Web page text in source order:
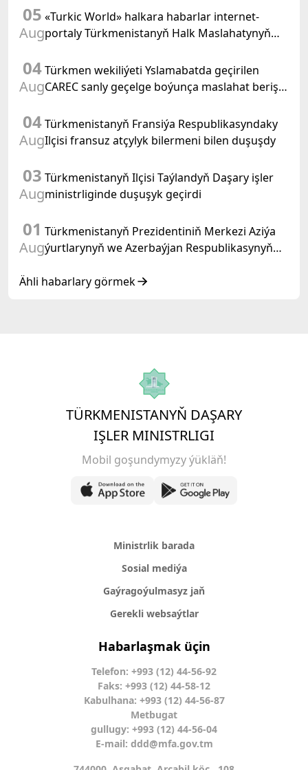
05
Aug
«Turkic World» halkara habarlar internet-
portaly Türkmenistanyň Halk Maslahatynyň
beýan eder
04
Aug
Türkmen wekiliýeti Yslamabatda geçirilen
CAREC sanly geçelge boýunça maslahat beriş
04
Aug
Türkmenistanyň Fransiýa Respublikasyndaky
Ilçisi fransuz atçylyk bilermeni bilen duşuşdy
03
Aug
Türkmenistanyň Ilçisi Taýlandyň Daşary işler
ministrliginde duşuşyk geçirdi
01
Aug
Türkmenistanyň Prezidentiniň Merkezi Aziýa
ýurtlarynyň we Azerbaýjan Respublikasynyň
duşuşygyndaky ÇYKYŞY
Ähli habarlary görmek
TÜRKMENISTANYŇ DAŞARY
IŞLER MINISTRLIGI
Mobil goşundymyzy ýükläň!
Ministrlik barada
Sosial mediýa
Gaýragoýulmasyz jaň
Gerekli websaýtlar
Habarlaşmak üçin
Telefon: +993 (12) 44-56-92
Faks: +993 (12) 44-58-12
Kabulhana: +993 (12) 44-56-87
Metbugat
gullugy: +993 (12) 44-56-04
E-mail: ddd@mfa.gov.tm